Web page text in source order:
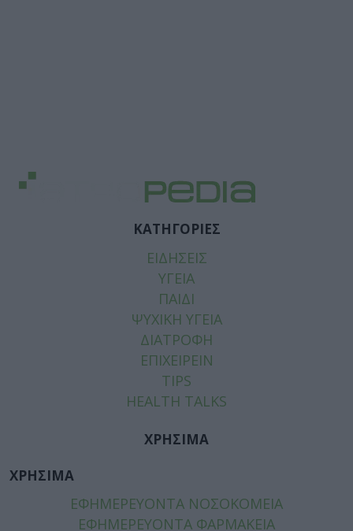
ΚΑΤΗΓΟΡΙΕΣ
ΕΙΔΗΣΕΙΣ
ΥΓΕΙΑ
ΠΑΙΔΙ
ΨΥΧΙΚΗ ΥΓΕΙΑ
ΔΙΑΤΡΟΦΗ
ΕΠΙΧΕΙΡΕΙΝ
TIPS
HEALTH TALKS
ΧΡΗΣΙΜΑ
ΧΡΗΣΙΜΑ
ΕΦΗΜΕΡΕΥΟΝΤΑ ΝΟΣΟΚΟΜΕΙΑ
ΕΦΗΜΕΡΕΥΟΝΤΑ ΦΑΡΜΑΚΕΙΑ